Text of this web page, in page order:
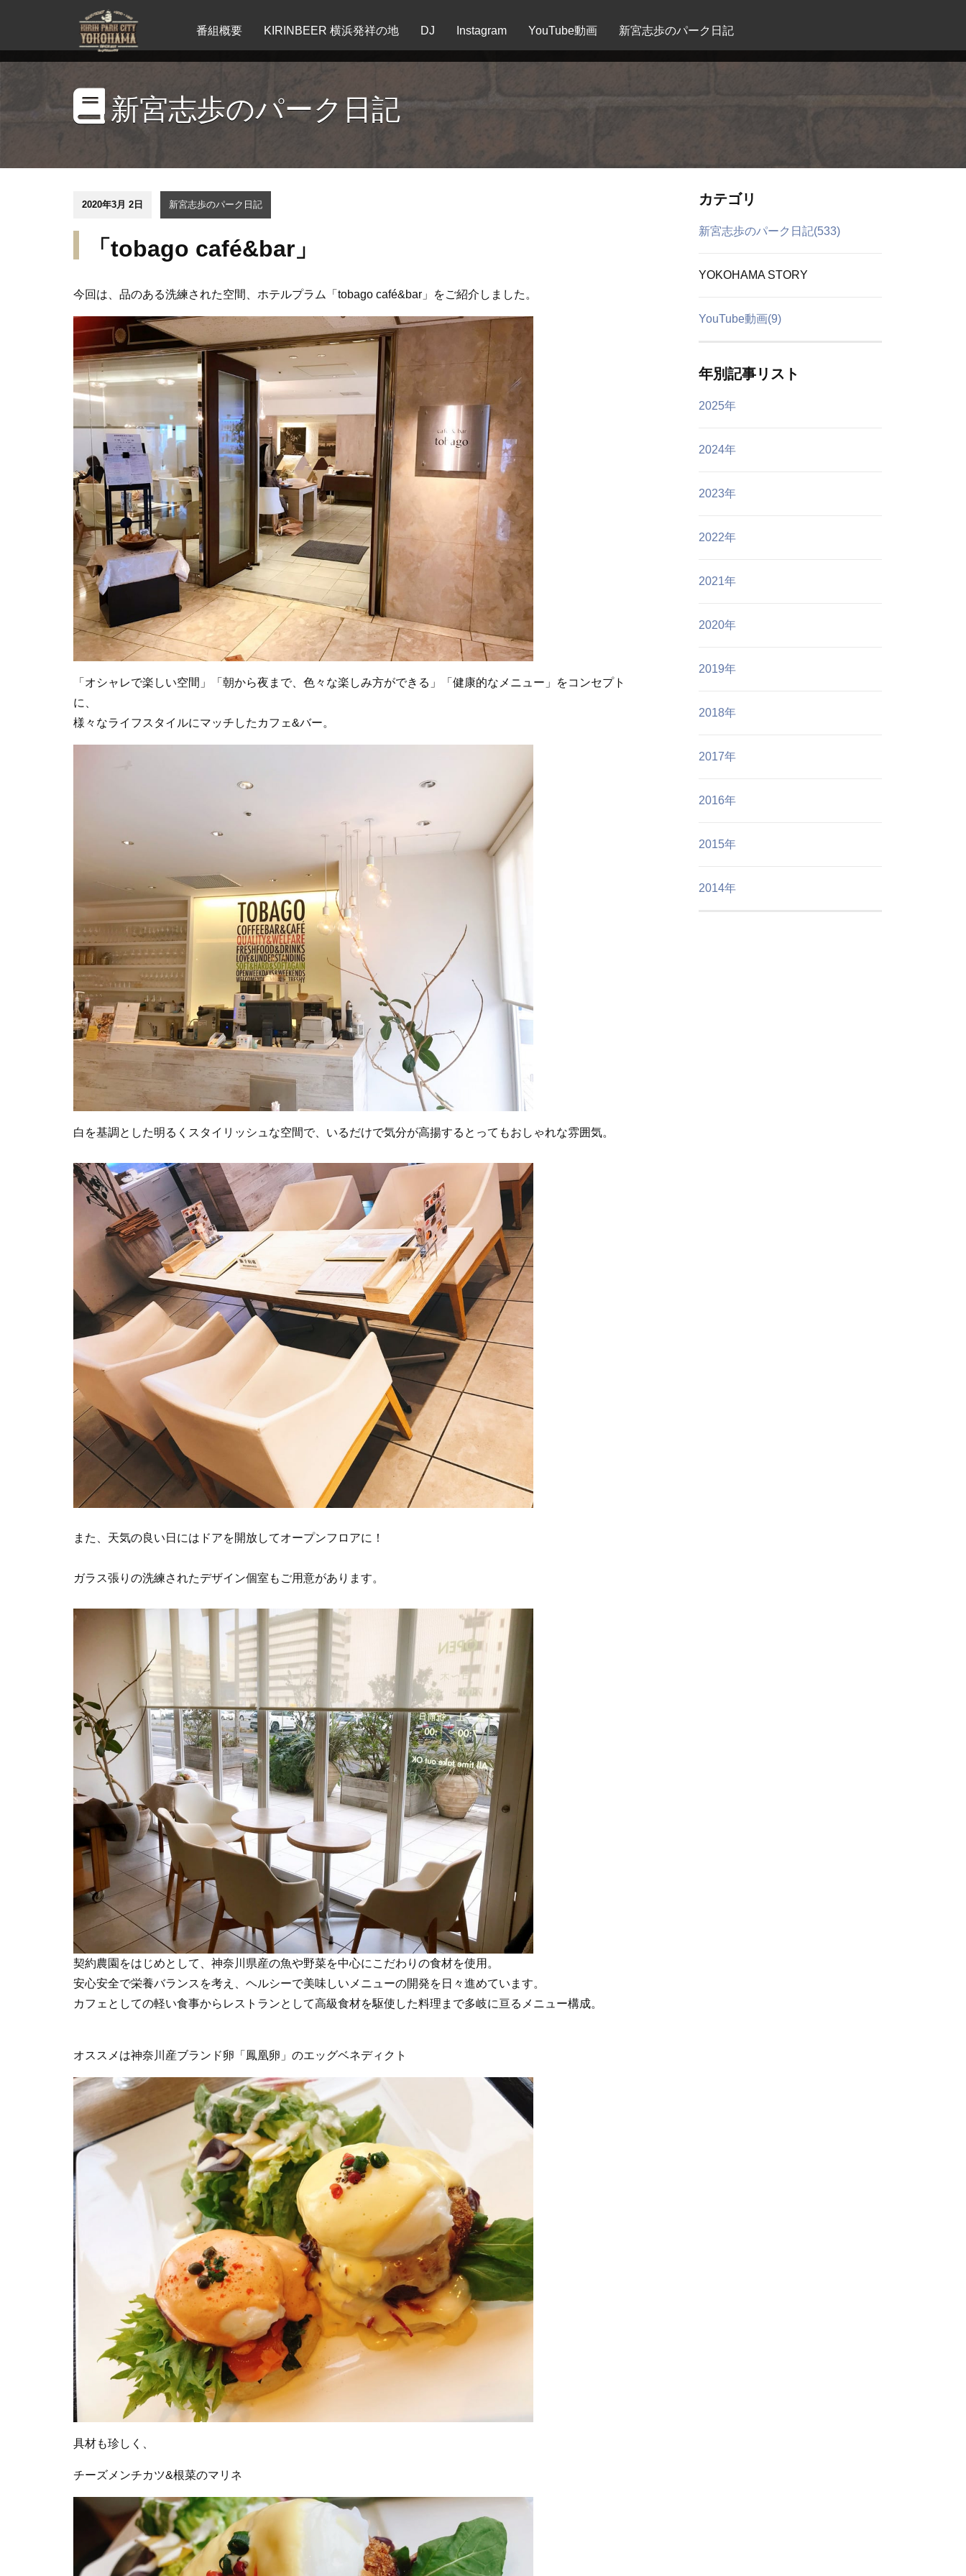
番組概要 KIRINBEER 横浜発祥の地 DJ Instagram YouTube動画 新宮志歩のパーク日記
新宮志歩のパーク日記
2020年3月 2日 新宮志歩のパーク日記
「tobago café&bar」
今回は、品のある洗練された空間、 ホテルプラム「tobago café&bar」 をご紹介しました。
「オシャレで楽しい空間」「朝から夜まで、色々な楽しみ方ができる」
「健康的なメニュー」をコンセプト
に、
様々なライフスタイルにマッチしたカフェ&バー。
白を基調とした明るくスタイリッシュな空間で、いるだけで気分が高揚するとってもおしゃれな雰囲気。
また、天気の良い日にはドアを開放してオープンフロアに！
ガラス張りの洗練されたデザイン個室もご用意があります。
契約農園をはじめとして、神奈川県産の魚や野菜を中心にこだわりの食材を使用。
安心安全で栄養バランスを考え、ヘルシーで美味しいメニューの開発を日々進めています。
カフェとしての軽い食事からレストランとして高級食材を駆使した料理まで多岐に亘るメニュー構成。
オススメは神奈川産ブランド卵「鳳凰卵」のエッグベネディクト
具材も珍しく、
チーズメンチカツ&根菜のマリネ
カテゴリ
新宮志歩のパーク日記(533)
YOKOHAMA STORY
YouTube動画(9)
年別記事リスト
2025年
2024年
2023年
2022年
2021年
2020年
2019年
2018年
2017年
2016年
2015年
2014年